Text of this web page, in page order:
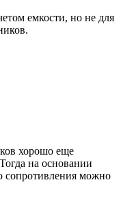
емкости, но не для
хорошо еще
на основании
сопротивления можно